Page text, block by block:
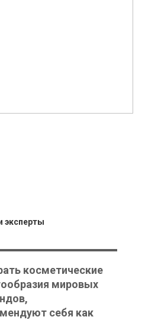
эксперты
косметические
мировых
себя как